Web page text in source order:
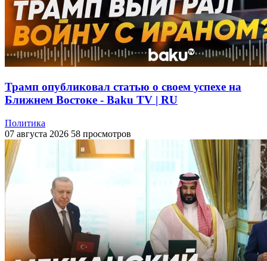
Трамп опубликовал статью о своем успехе на
Ближнем Востоке - Baku TV | RU
Политика
07 августа 2026 58 просмотров